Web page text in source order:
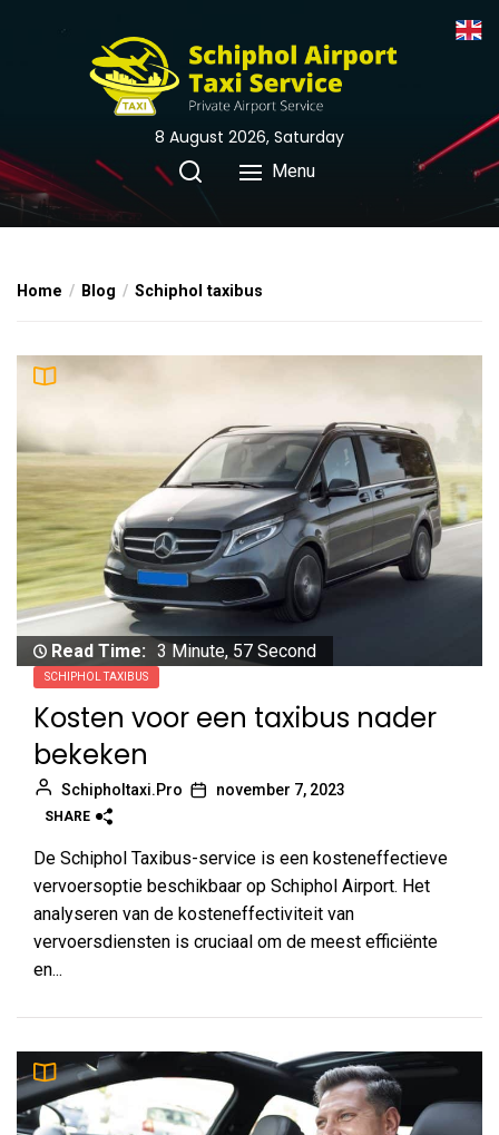
8 August 2026, Saturday
Menu
Home Blog Schiphol taxibus
Read Time: 3 Minute, 57 Second
SCHIPHOL TAXIBUS
Kosten voor een taxibus nader
bekeken
Schipholtaxi.Pro november 7, 2023
SHARE
De Schiphol Taxibus-service is een kosteneffectieve
vervoersoptie beschikbaar op Schiphol Airport. Het
analyseren van de kosteneffectiviteit van
vervoersdiensten is cruciaal om de meest efficiënte
en...